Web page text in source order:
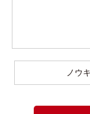
ノウ